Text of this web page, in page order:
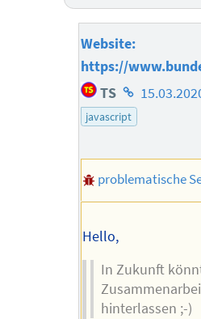
Website:
https://
TS Homepage
des
javascript
problematische
Hello,
In Zukunft
hinterlassen ;-)